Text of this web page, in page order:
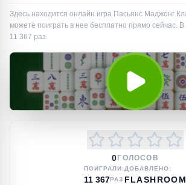
Здесь находится онлайн игра Пасьянс Маджонг
можете поиграть в нее бесплатно прямо сейчас. В
11 367 раз.
0 ГОЛОСОВ
ПОИГРАЛИ:
11 367РАЗ
ДОБАВЛЕНО:
FLASHROOM